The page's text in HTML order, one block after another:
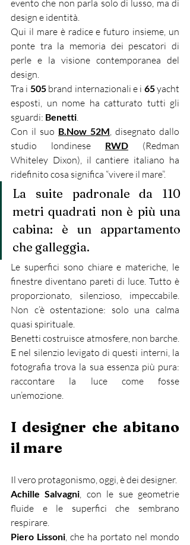
evento che non parla solo di lusso, ma di
design e identità.
Qui il mare è radice e futuro insieme, un
ponte tra la memoria dei pescatori di
perle e la visione contemporanea del
design.
Tra i 505 brand internazionali e i 65 yacht
esposti, un nome ha catturato tutti gli
sguardi: Benetti
Con il suo B.Now 52M , disegnato dallo
studio londinese RWD (Redman
Whiteley Dixon), il cantiere italiano ha
ridefinito cosa significa “vivere il mare”.
La suite padronale da 110
metri quadrati non è più una
cabina: è un appartamento
che galleggia.
Le superfici sono chiare e materiche, le
finestre diventano pareti di luce. Tutto è
proporzionato, silenzioso, impeccabile.
Non c’è ostentazione: solo una calma
quasi spirituale.
Benetti costruisce atmosfere, non barche.
E nel silenzio levigato di questi interni, la
fotografia trova la sua essenza più pura:
raccontare la luce come fosse
un’emozione.
I designer che abitano
il mare
Il vero protagonismo, oggi, è dei designer.
Achille Salvagni , con le sue geometrie
fluide e le superfici che sembrano
respirare.
Piero Lissoni